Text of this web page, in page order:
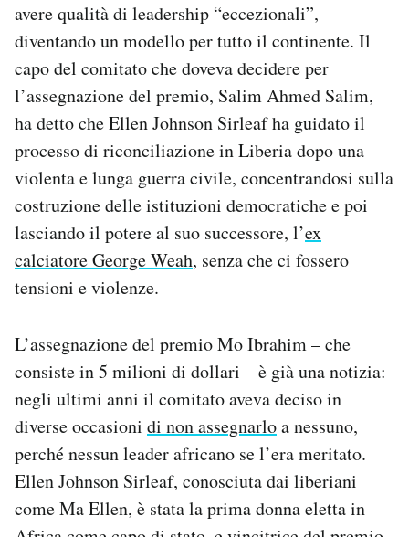
Regala il Post
Hai bisogno di aiuto?
Esci
avere qualità di leadership “eccezionali”,
diventando un modello per tutto il continente. Il
capo del comitato che doveva decidere per
l’assegnazione del premio, Salim Ahmed Salim,
ha detto che Ellen Johnson Sirleaf ha guidato il
processo di riconciliazione in Liberia dopo una
violenta e lunga guerra civile, concentrandosi sulla
costruzione delle istituzioni democratiche e poi
lasciando il potere al suo successore, l’ex
calciatore George Weah, senza che ci fossero
tensioni e violenze.
L’assegnazione del premio Mo Ibrahim – che
consiste in 5 milioni di dollari – è già una notizia:
negli ultimi anni il comitato aveva deciso in
diverse occasioni di non assegnarloa nessuno,
perché nessun leader africano se l’era meritato.
Ellen Johnson Sirleaf, conosciuta dai liberiani
come Ma Ellen, è stata la prima donna eletta in